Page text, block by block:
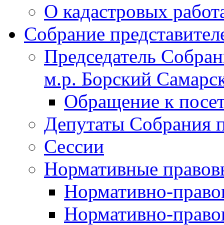
О кадастровых
Собрание
Председатель
м.р. Борский
Обращение к
Депутаты Собрания
Сессии
Нормативные
Нормативно-
Нормативно-